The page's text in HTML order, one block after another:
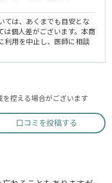
ては、あくまでも目安とな
は個人差がございます。本商
利用を中止し、医師に相談
控える場合がございます
口コミを投稿する